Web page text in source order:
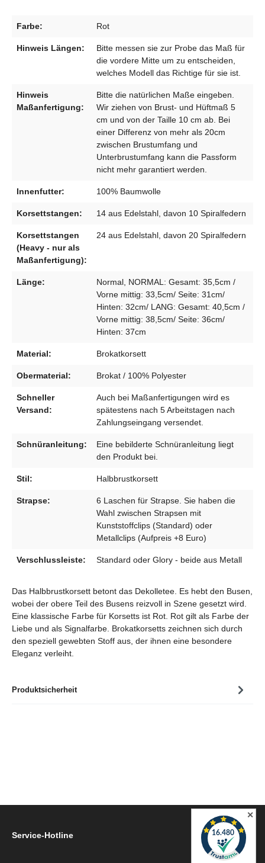
Produktsicherheit
Farbe: Rot
Hinweis Längen:
Bitte messen sie zur Probe das Maß für
die vordere Mitte um zu entscheiden,
welches Modell das Richtige für sie ist.
Hinweis
Maßanfertigung:
Bitte die natürlichen Maße eingeben.
Wir ziehen von Brust- und Hüftmaß 5
cm und von der Taille 10 cm ab. Bei
einer Differenz von mehr als 20cm
zwischen Brustumfang und
Unterbrustumfang kann die Passform
nicht mehr garantiert werden.
Innenfutter: 100% Baumwolle
Korsettstangen: 14 aus Edelstahl, davon 10 Spiralfedern
Korsettstangen
(Heavy - nur als
Maßanfertigung):
24 aus Edelstahl, davon 20 Spiralfedern
Länge:
Normal, NORMAL: Gesamt: 35,5cm /
Vorne mittig: 33,5cm/ Seite: 31cm/
Hinten: 32cm/ LANG: Gesamt: 40,5cm /
Vorne mittig: 38,5cm/ Seite: 36cm/
Hinten: 37cm
Material: Brokatkorsett
Obermaterial: Brokat / 100% Polyester
Schneller
Versand:
Auch bei Maßanfertigungen wird es
spätestens nach 5 Arbeitstagen nach
Zahlungseingang versendet.
Schnüranleitung:
Eine bebilderte Schnüranleitung liegt
den Produkt bei.
Stil: Halbbrustkorsett
Strapse:
6 Laschen für Strapse. Sie haben die
Wahl zwischen Strapsen mit
Kunststoffclips (Standard) oder
Metallclips (Aufpreis +8 Euro)
Verschlussleiste: Standard oder Glory - beide aus Metall
Das Halbbrustkorsett betont das Dekolletee. Es hebt den Busen,
wobei der obere Teil des Busens reizvoll in Szene gesetzt wird.
Eine klassische Farbe für Korsetts ist Rot. Rot gilt als Farbe der
Liebe und als Signalfarbe. Brokatkorsetts zeichnen sich durch
den speziell gewebten Stoff aus, der ihnen eine besondere
Eleganz verleiht.
Service-Hotline
✕